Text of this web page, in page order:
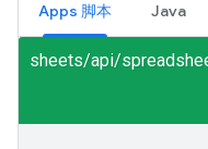
Apps 脚本 Java